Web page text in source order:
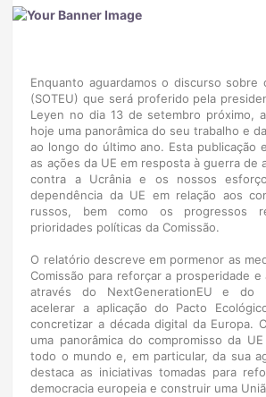
Enquanto aguardamos o discurso sobre
(SOTEU) que será proferido pela
Leyen no dia 13 de setembro próximo,
hoje uma panorâmica do seu trabalho e
ao longo do último ano. Esta publicação
as ações da UE em resposta à guerra de
contra a Ucrânia e os nossos
dependência da UE em relação aos
russos, bem como os progressos
prioridades políticas da Comissão.
O relatório descreve em pormenor as
Comissão para reforçar a prosperidade e
através do NextGenerationEU e do
acelerar a aplicação do Pacto
concretizar a década digital da Europa.
uma panorâmica do compromisso da
todo o mundo e, em particular, da sua
destaca as iniciativas tomadas para
democracia europeia e construir uma